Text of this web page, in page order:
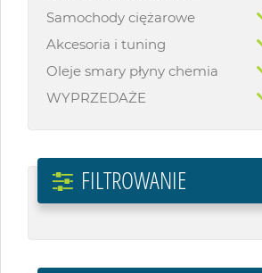
Samochody ciężarowe
Akcesoria i tuning
Oleje smary płyny chemia
WYPRZEDAŻE
FILTROWANIE